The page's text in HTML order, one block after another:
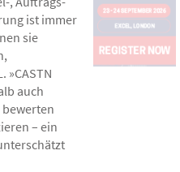
ist immer
sie
»CASTN
auch
bewerten
– ein